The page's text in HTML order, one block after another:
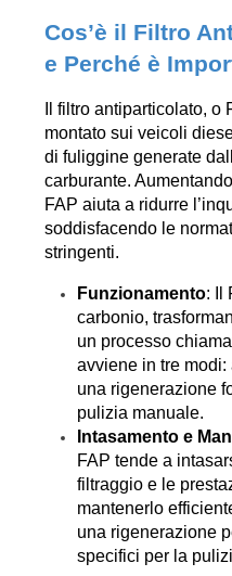
Cos’è il Filtro
e Perché è
Il filtro antiparticolato, o
montato sui veicoli
di fuliggine generate
carburante.
FAP aiuta a ridurre
soddisfacendo le
stringenti.
Funzionamento: Il
carbonio,
un processo
avviene in tre modi:
una rigenerazione
pulizia manuale.
Intasamento e
FAP tende a
filtraggio e le
mantenerlo
una rigenerazione
specifici per la